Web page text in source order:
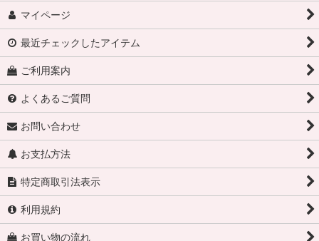
マイページ
最近チェックしたアイテム
ご利用案内
よくあるご質問
お問い合わせ
お支払方法
特定商取引法表示
利用規約
お買い物の流れ